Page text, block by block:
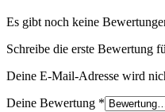
Es gibt noch keine
Schreibe die erste Bewertung
Deine E-Mail-Adresse wird
Deine Bewertung *